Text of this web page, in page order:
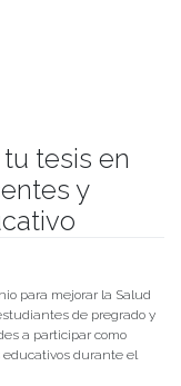
tu tesis en
y
para mejorar la Salud
de pregrado y
a participar como
durante el